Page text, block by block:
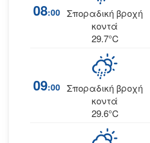
08:00 Σποραδική βροχή
κοντά
29.7°C
09:00 Σποραδική βροχή
κοντά
29.6°C